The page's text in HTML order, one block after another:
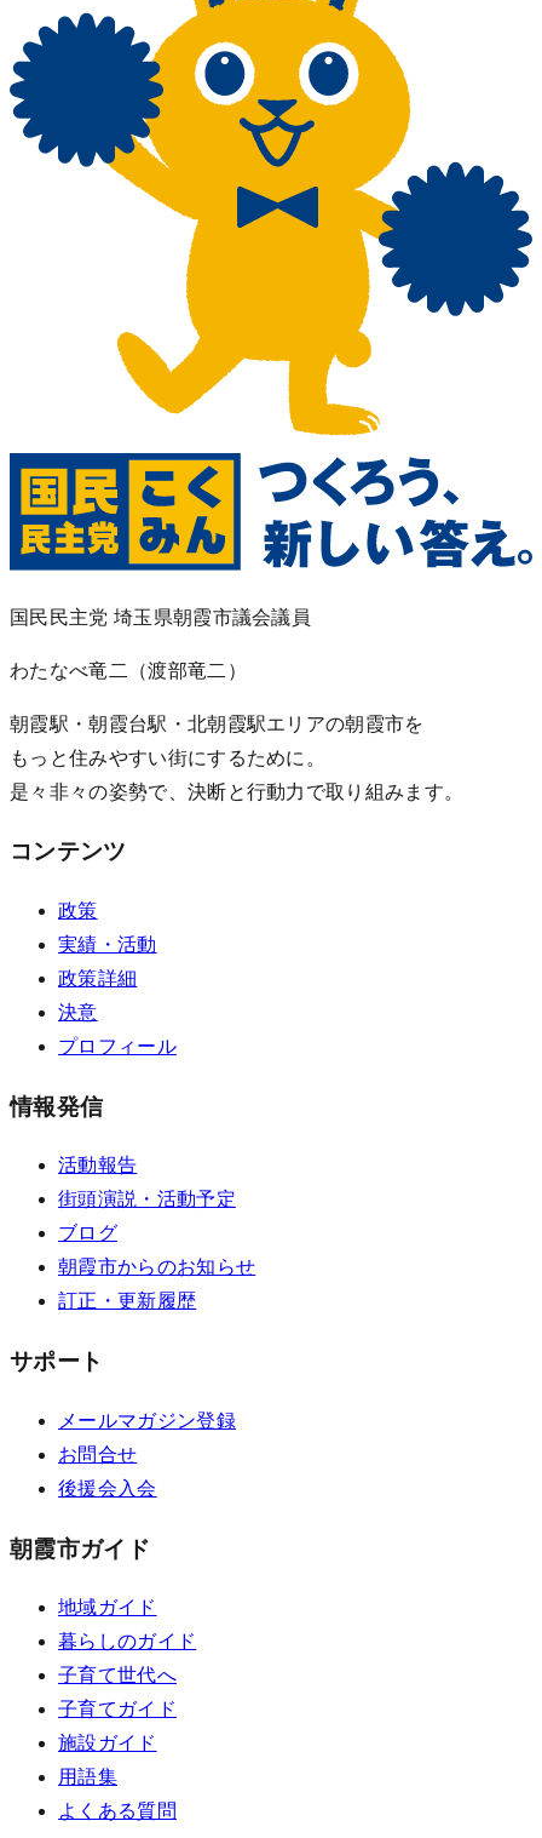
国民民主党 埼玉県朝霞市議会議員
わたなべ竜二 （渡部竜二）
朝霞駅・朝霞台駅・北朝霞駅エリアの朝霞市を
もっと住みやすい街にするために。
是々非々の姿勢で、決断と行動力で取り組みます。
コンテンツ
政策
実績・活動
政策詳細
決意
プロフィール
情報発信
活動報告
街頭演説・活動予定
ブログ
朝霞市からのお知らせ
訂正・更新履歴
サポート
メールマガジン登録
お問合せ
後援会入会
朝霞市ガイド
地域ガイド
暮らしのガイド
子育て世代へ
子育てガイド
施設ガイド
用語集
よくある質問